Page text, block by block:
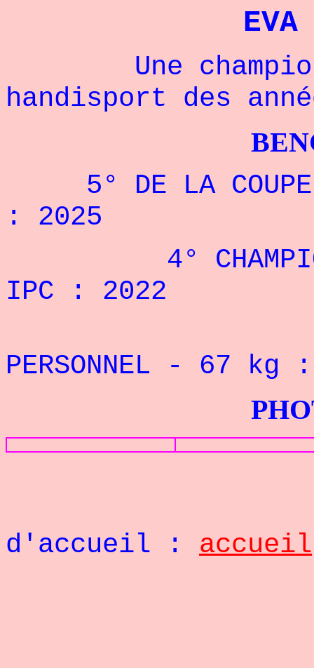
EVA
Une
handisport des
5° DE LA COUPE
: 2025
4°
IPC : 2022
PERSONNEL
- 67 kg
PHOTOS
d'accueil : accueil